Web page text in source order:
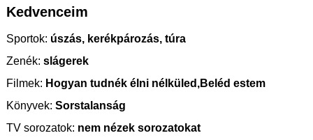
Kedvenceim
Sportok: úszás, kerékpározás, túra
Zenék: slágerek
Filmek: Hogyan tudnék élni nélküled,Beléd estem
Könyvek: Sorstalanság
TV sorozatok: nem nézek sorozatokat